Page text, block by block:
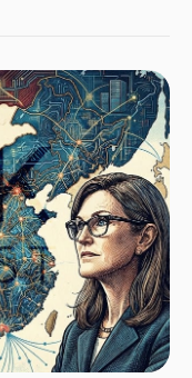
정말로 돈이 되고
초래할까?"이번 주
포착된 무시할 수
분열, 중소기업 가격
그리고 캐시 우드의 중국
작됐습니다. 그리고 그
습니다.